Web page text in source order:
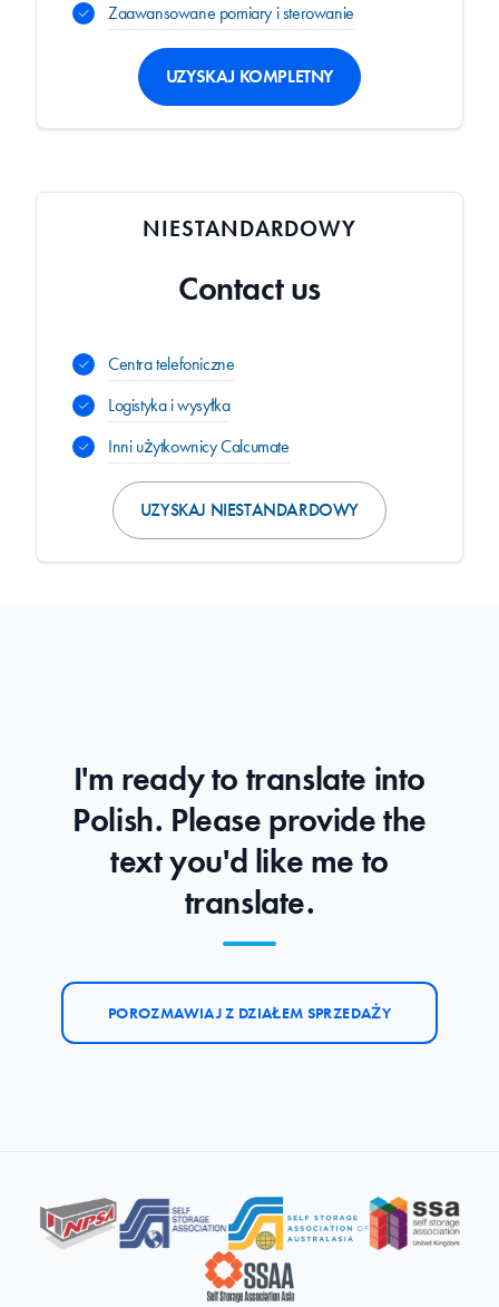
Zaawansowane pomiary i sterowanie
UZYSKAJ KOMPLETNY
NIESTANDARDOWY
Contact us
Centra telefoniczne
Logistyka i wysyłka
Inni użytkownicy Calcumate
UZYSKAJ NIESTANDARDOWY
I'm ready to translate into
Polish. Please provide the
text you'd like me to
translate.
POROZMAWIAJ Z DZIAŁEM SPRZEDAŻY